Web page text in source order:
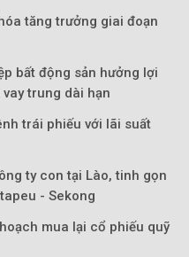
tăng trưởng giai đoạn
bất động sản hưởng lợi
trung dài hạn
trái phiếu với lãi suất
ty con tại Lào, tinh gọn
- Sekong
mua lại cổ phiếu quỹ